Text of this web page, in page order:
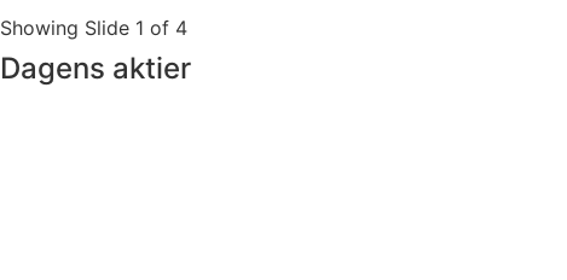
Showing Slide 1 of 4
Dagens aktier